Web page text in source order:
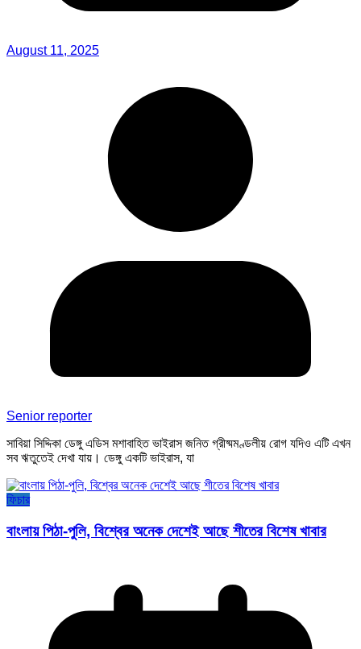
August 11, 2025
Senior reporter
সাবিয়া সিদ্দিকা ডেঙ্গু এডিস মশাবাহিত ভাইরাস জনিত গ্রীষ্মমণ্ডলীয় রোগ যদিও এটি এখন
সব ঋতুতেই দেখা যায়। ডেঙ্গু একটি ভাইরাস, যা
ফিচার
বাংলায় পিঠা-পুলি, বিশ্বের অনেক দেশেই আছে শীতের বিশেষ খাবার